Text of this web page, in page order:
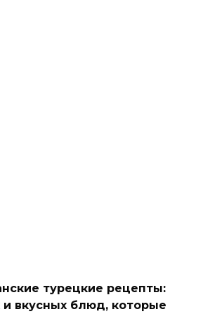
турецкие рецепты:
и вкусных блюд, которые